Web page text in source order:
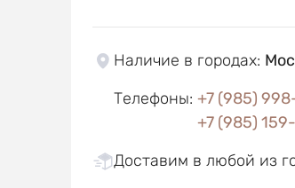
Наличие в городах:
Телефоны: +7 (985)
+7 (985)
Доставим в любой из